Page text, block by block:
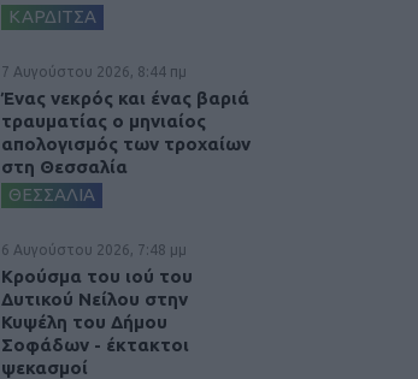
ΚΑΡΔΙΤΣΑ
7 Αυγούστου 2026, 8:44 πμ
Ένας νεκρός και ένας βαριά
τραυματίας ο μηνιαίος
απολογισμός των τροχαίων
στη Θεσσαλία
ΘΕΣΣΑΛΙΑ
6 Αυγούστου 2026, 7:48 μμ
Κρούσμα του ιού του
Δυτικού Νείλου στην
Κυψέλη του Δήμου
Σοφάδων - έκτακτοι
ψεκασμοί